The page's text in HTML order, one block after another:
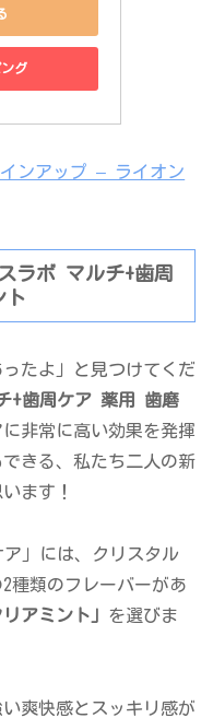
グ
インアップ – ライオン
ラボ マルチ+歯周
ト
たよ」と見つけてくだ
+歯周ケア 薬用 歯磨
非常に高い効果を発揮
きる、私たち二人の新
ます！
」には、クリスタル
種類のフレーバーがあ
アミント」 を選びま
爽快感とスッキリ感が